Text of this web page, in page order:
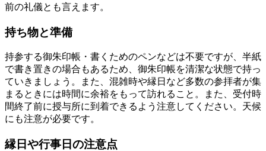
前の礼儀とも言えます。
持ち物と準備
持参する御朱印帳・書くためのペンなどは不要ですが、半紙
で書き置きの場合もあるため、御朱印帳を清潔な状態で持っ
ていきましょう。また、混雑時や縁日など多数の参拝者が集
まるときには時間に余裕をもって訪れること。また、受付時
間終了前に授与所に到着できるよう注意してください。天候
にも注意が必要です。
縁日や行事日の注意点